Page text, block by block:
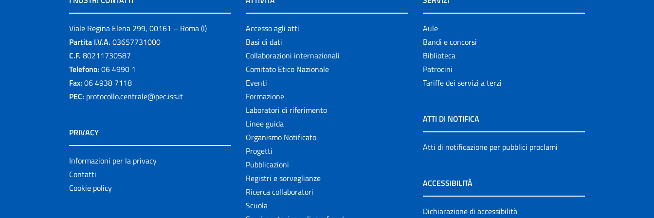
Viale Regina Elena 299, 00161 – Roma (I)
Partita I.V.A. 03657731000
C.F. 80211730587
Telefono: 06 4990 1
Fax: 06 4938 7118
PEC: protocollo.centrale@pec.iss.it
PRIVACY
Informazioni per la privacy
Contatti
Cookie policy
Accesso agli atti
Basi di dati
Collaborazioni internazionali
Comitato Etico Nazionale
Eventi
Formazione
Laboratori di riferimento
Linee guida
Organismo Notificato
Progetti
Pubblicazioni
Registri e sorveglianze
Ricerca collaboratori
Scuola
Aule
Bandi e concorsi
Biblioteca
Patrocini
Tariffe dei servizi a terzi
ATTI DI NOTIFICA
Atti di notificazione per pubblici proclami
ACCESSIBILITÀ
Dichiarazione di accessibilità